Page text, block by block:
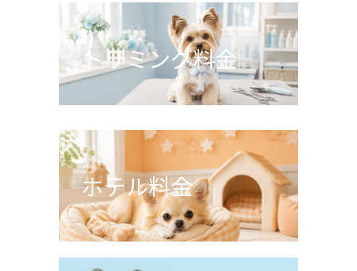
トリミング料金
ホテル料金